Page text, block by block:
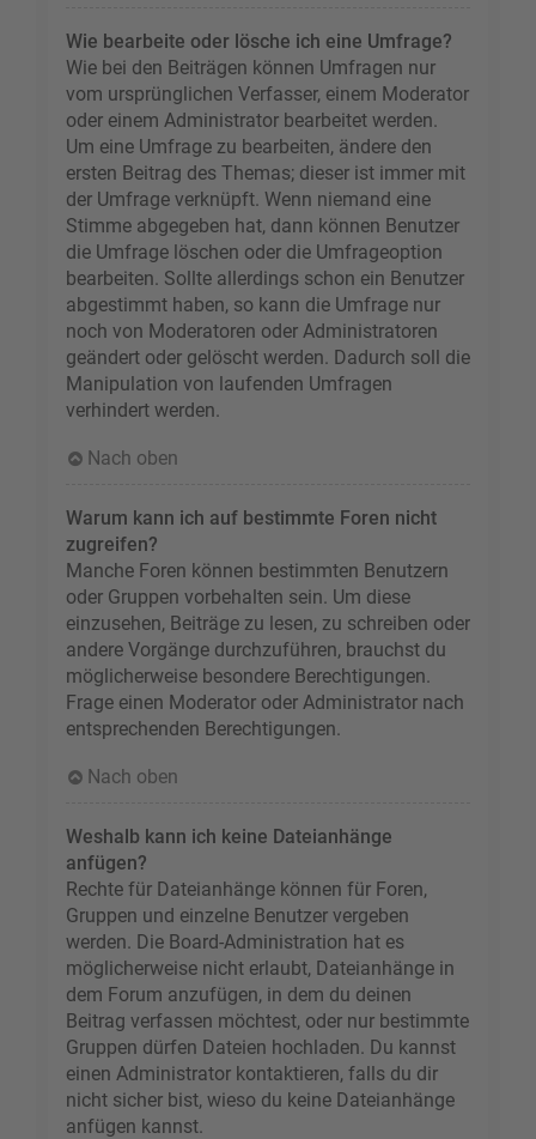
Wie bearbeite oder lösche ich eine Umfrage?
Wie bei den Beiträgen können Umfragen nur
vom ursprünglichen Verfasser, einem Moderator
oder einem Administrator bearbeitet werden.
Um eine Umfrage zu bearbeiten, ändere den
ersten Beitrag des Themas; dieser ist immer mit
der Umfrage verknüpft. Wenn niemand eine
Stimme abgegeben hat, dann können Benutzer
die Umfrage löschen oder die Umfrageoption
bearbeiten. Sollte allerdings schon ein Benutzer
abgestimmt haben, so kann die Umfrage nur
noch von Moderatoren oder Administratoren
geändert oder gelöscht werden. Dadurch soll die
Manipulation von laufenden Umfragen
verhindert werden.
Nach oben
Warum kann ich auf bestimmte Foren nicht
zugreifen?
Manche Foren können bestimmten Benutzern
oder Gruppen vorbehalten sein. Um diese
einzusehen, Beiträge zu lesen, zu schreiben oder
andere Vorgänge durchzuführen, brauchst du
möglicherweise besondere Berechtigungen.
Frage einen Moderator oder Administrator nach
entsprechenden Berechtigungen.
Nach oben
Weshalb kann ich keine Dateianhänge
anfügen?
Rechte für Dateianhänge können für Foren,
Gruppen und einzelne Benutzer vergeben
werden. Die Board-Administration hat es
möglicherweise nicht erlaubt, Dateianhänge in
dem Forum anzufügen, in dem du deinen
Beitrag verfassen möchtest, oder nur bestimmte
Gruppen dürfen Dateien hochladen. Du kannst
einen Administrator kontaktieren, falls du dir
nicht sicher bist, wieso du keine Dateianhänge
anfügen kannst.